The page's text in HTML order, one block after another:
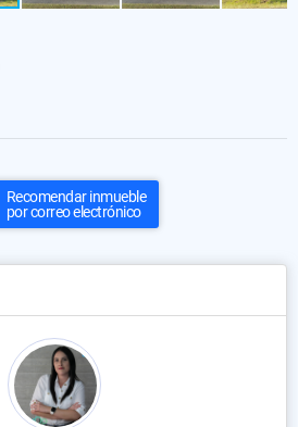
Recomendar inmueble
por correo electrónico